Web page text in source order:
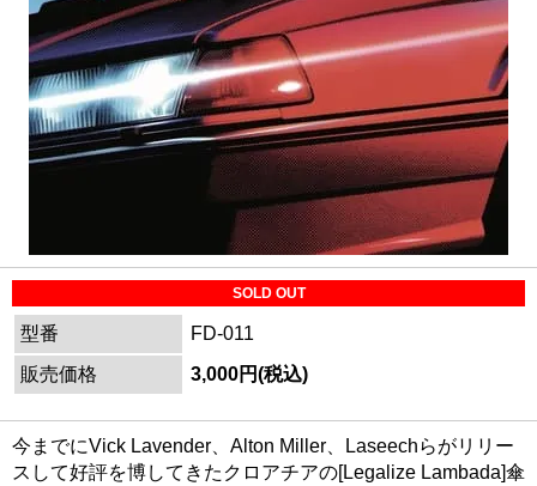
SOLD OUT
型番
FD-011
販売価格
3,000円(税込)
今までにVick Lavender、Alton Miller、Laseechらがリリー
スして好評を博してきたクロアチアの[Legalize Lambada]傘